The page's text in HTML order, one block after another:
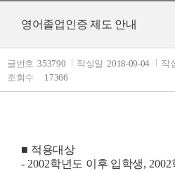
영어졸업인증 제도 안내
글번호 353790 작성일 2018-09-04 작
조회수
17366
■ 적용대상
- 2002학년도 이후 입학생, 2002